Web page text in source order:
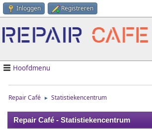
Inloggen Registreren
Hoofdmenu
Repair Café ► Statistiekencentrum
Repair Café - Statistiekencentrum